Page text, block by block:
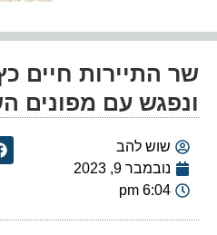
שר התיירות חיים
ונפגש עם מפונים
שוש להב
נובמבר 9, 2023
6:04 pm